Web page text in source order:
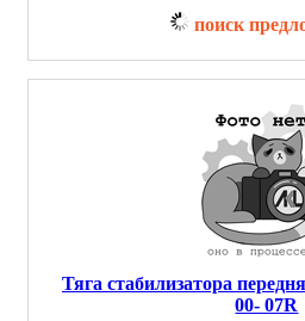
поиск
Тяга стабилизатора
00- 07R